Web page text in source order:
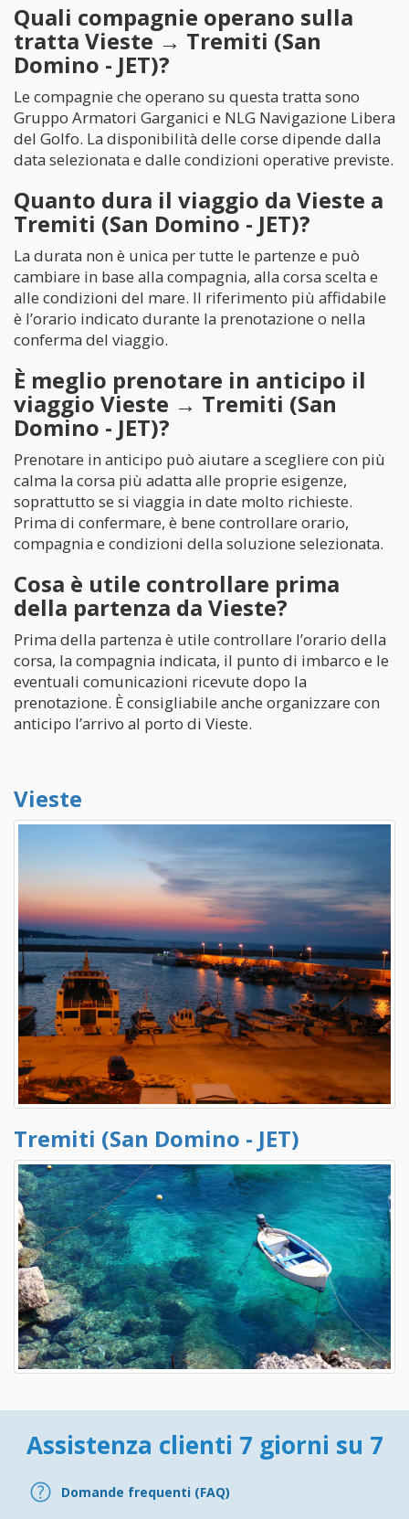
Quali compagnie operano sulla
tratta Vieste → Tremiti (San
Domino - JET)?
Le compagnie che operano su questa tratta sono
Gruppo Armatori Garganici e NLG Navigazione Libera
del Golfo. La disponibilità delle corse dipende dalla
data selezionata e dalle condizioni operative previste.
Quanto dura il viaggio da Vieste a
Tremiti (San Domino - JET)?
La durata non è unica per tutte le partenze e può
cambiare in base alla compagnia, alla corsa scelta e
alle condizioni del mare. Il riferimento più affidabile
è l’orario indicato durante la prenotazione o nella
conferma del viaggio.
È meglio prenotare in anticipo il
viaggio Vieste → Tremiti (San
Domino - JET)?
Prenotare in anticipo può aiutare a scegliere con più
calma la corsa più adatta alle proprie esigenze,
soprattutto se si viaggia in date molto richieste.
Prima di confermare, è bene controllare orario,
compagnia e condizioni della soluzione selezionata.
Cosa è utile controllare prima
della partenza da Vieste?
Prima della partenza è utile controllare l’orario della
corsa, la compagnia indicata, il punto di imbarco e le
eventuali comunicazioni ricevute dopo la
prenotazione. È consigliabile anche organizzare con
anticipo l’arrivo al porto di Vieste.
Vieste
Tremiti (San Domino - JET)
Assistenza clienti 7 giorni su 7
Domande frequenti (FAQ)